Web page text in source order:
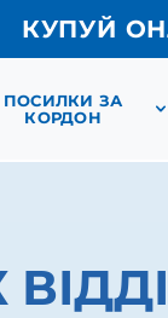
КУПУЙ
ПОСИЛКИ ЗА
КОРДОН